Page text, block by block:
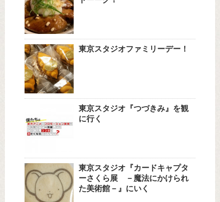
東京スタジオファミリーデー！
東京スタジオ『つづきみ』を観
に行く
東京スタジオ『カードキャプタ
ーさくら展 －魔法にかけられ
た美術館－』にいく